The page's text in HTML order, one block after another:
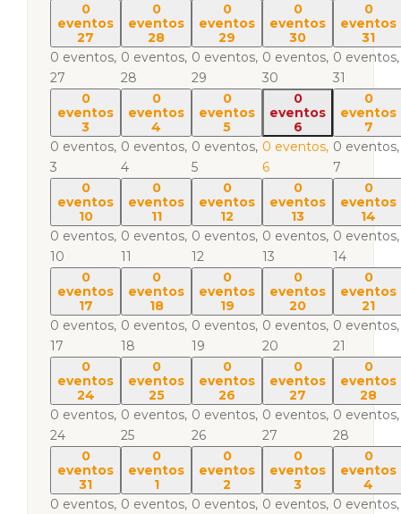
0
eventos
27
0 eventos,
27
0
eventos
28
0 eventos,
28
0
eventos
29
0 eventos,
29
0
eventos
30
0 eventos,
30
0
eventos
31
0 eventos,
31
0
eventos
3
0 eventos,
3
0
eventos
4
0 eventos,
4
0
eventos
5
0 eventos,
5
0
eventos
6
0 eventos,
6
0
eventos
7
0 eventos,
7
0
eventos
10
0 eventos,
10
0
eventos
11
0 eventos,
11
0
eventos
12
0 eventos,
12
0
eventos
13
0 eventos,
13
0
eventos
14
0 eventos,
14
0
eventos
17
0 eventos,
17
0
eventos
18
0 eventos,
18
0
eventos
19
0 eventos,
19
0
eventos
20
0 eventos,
20
0
eventos
21
0 eventos,
21
0
eventos
24
0 eventos,
24
0
eventos
25
0 eventos,
25
0
eventos
26
0 eventos,
26
0
eventos
27
0 eventos,
27
0
eventos
28
0 eventos,
28
0
eventos
31
0 eventos,
0
eventos
1
0 eventos,
0
eventos
2
0 eventos,
0
eventos
3
0 eventos,
0
eventos
4
0 eventos,